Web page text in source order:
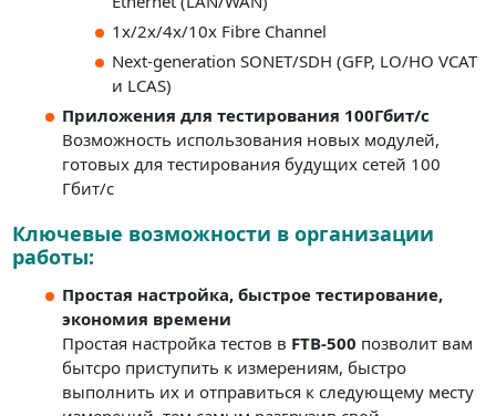
1x/2x/4x/10x Fibre Channel
Next-generation SONET/SDH (GFP, LO/HO VCAT
и LCAS)
Приложения для тестирования 100Гбит/с
Возможность использования новых модулей,
готовых для тестирования будущих сетей 100
Гбит/с
Ключевые возможности в организации
работы:
Простая настройка, быстрое тестирование,
экономия времени
Простая настройка тестов в FTB-500 позволит вам
бытсро приступить к измерениям, быстро
выполнить их и отправиться к следующему месту